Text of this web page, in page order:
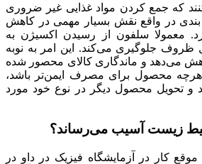
كه جمع كردن مواد غذایی غیر ضروری
در واقع نقش بسیار مهمی در كاهش
معمولا سلفون از رسیدن اکسیژن به
جلوگیری می‌کند. این امر به نوبه
می‌دهد و ماندگاری کالای محصور شده
محصول برای مصرف ایمن‌تر باشد،
و تحویل محصول دیگر در نوع خود مورد
زیست آسیب می‌رساند؟
کار در آزمایشگاه فیزیک در داو در